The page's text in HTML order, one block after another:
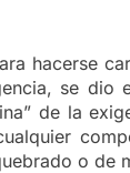
hacerse
se dio
de la
o de